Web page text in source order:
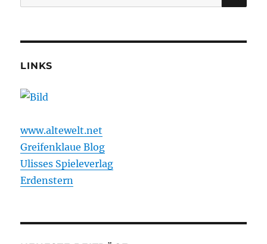
nach:
LINKS
www.altewelt.net
Greifenklaue Blog
Ulisses Spieleverlag
Erdenstern